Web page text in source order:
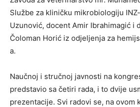
Službe za kliničku mikrobiologiju
Uzunović, docent Amir Ibrahimagić i
Čoloman Horić iz odjeljenja za
a.
Naučnoj i stručnoj javnosti na
predstavio sa četiri rada, i to dvije
prezentacije. Svi radovi se, na ovom